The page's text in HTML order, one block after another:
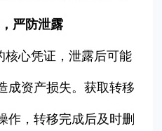
严防泄露
核心凭证，泄露后可能
成资产损失。获取转移
作，转移完成后及时删